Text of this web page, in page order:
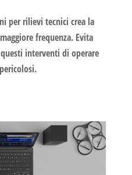
per rilievi tecnici crea la
frequenza. Evita
interventi di operare